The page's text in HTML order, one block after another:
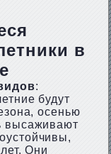
в
:
будут
осенью
высаживают
Они